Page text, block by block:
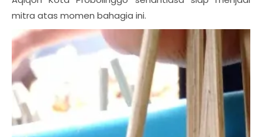
mitra atas momen bahagia ini.